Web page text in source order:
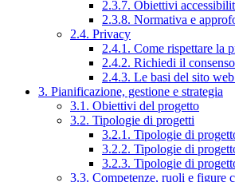
2.3.7. Obiettivi
2.3.8. Normativa e
2.4. Privacy
2.4.1. Come rispettare la
2.4.2. Richiedi il
2.4.3. Le basi del sito
3. Pianificazione, gestione e strategia
3.1. Obiettivi del progetto
3.2. Tipologie di progetti
3.2.1. Tipologie di
3.2.2. Tipologie di
3.2.3. Tipologie di
3.3. Competenze, ruoli e figure